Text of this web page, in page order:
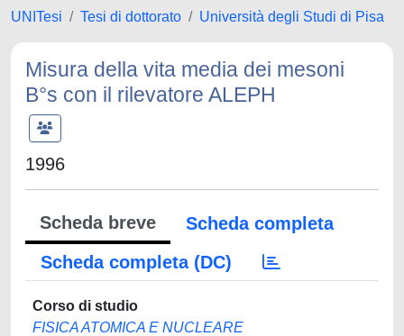
UNITesi Tesi di dottorato Università degli Studi di Pisa
Misura della vita media dei mesoni
B°s con il rilevatore ALEPH
1996
Scheda breve
Scheda completa
Scheda completa (DC)
Corso di studio
FISICA ATOMICA E NUCLEARE